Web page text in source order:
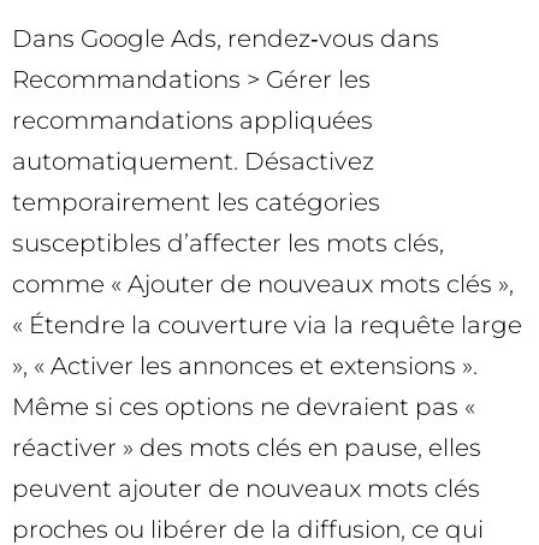
Dans Google Ads, rendez‑vous dans
Recommandations > Gérer les
recommandations appliquées
automatiquement. Désactivez
temporairement les catégories
susceptibles d’affecter les mots clés,
comme « Ajouter de nouveaux mots clés »,
« Étendre la couverture via la requête large
», « Activer les annonces et extensions ».
Même si ces options ne devraient pas «
réactiver » des mots clés en pause, elles
peuvent ajouter de nouveaux mots clés
proches ou libérer de la diffusion, ce qui